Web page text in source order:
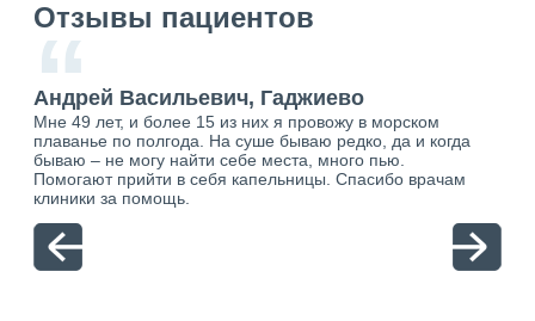
Отзывы пациентов
“
Андрей Васильевич, Гаджиево
Мне 49 лет, и более 15 из них я провожу в морском
плаванье по полгода. На суше бываю редко, да и когда
бываю – не могу найти себе места, много пью.
Помогают прийти в себя капельницы. Спасибо врачам
клиники за помощь.